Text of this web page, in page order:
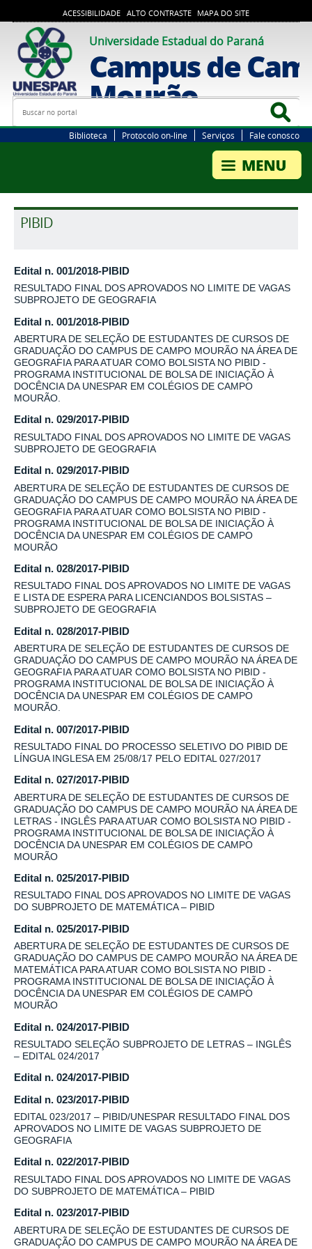
ACESSIBILIDADE ALTO CONTRASTE MAPA DO SITE
Universidade Estadual do Paraná
Campus de
Mourão
Busca
Biblioteca Protocolo on-line Serviços Fale conosco
PIBID
Edital n. 001/2018-PIBID
RESULTADO FINAL DOS APROVADOS NO LIMITE DE VAGAS
SUBPROJETO DE GEOGRAFIA
Edital n. 001/2018-PIBID
ABERTURA DE SELEÇÃO DE ESTUDANTES DE CURSOS DE
GRADUAÇÃO DO CAMPUS DE CAMPO MOURÃO NA ÁREA DE
GEOGRAFIA PARA ATUAR COMO BOLSISTA NO PIBID -
PROGRAMA INSTITUCIONAL DE BOLSA DE INICIAÇÃO À
DOCÊNCIA DA UNESPAR EM COLÉGIOS DE CAMPO
MOURÃO.
Edital n. 029/2017-PIBID
RESULTADO FINAL DOS APROVADOS NO LIMITE DE VAGAS
SUBPROJETO DE GEOGRAFIA
Edital n. 029/2017-PIBID
ABERTURA DE SELEÇÃO DE ESTUDANTES DE CURSOS DE
GRADUAÇÃO DO CAMPUS DE CAMPO MOURÃO NA ÁREA DE
GEOGRAFIA PARA ATUAR COMO BOLSISTA NO PIBID -
PROGRAMA INSTITUCIONAL DE BOLSA DE INICIAÇÃO À
DOCÊNCIA DA UNESPAR EM COLÉGIOS DE CAMPO
MOURÃO
Edital n. 028/2017-PIBID
RESULTADO FINAL DOS APROVADOS NO LIMITE DE VAGAS
E LISTA DE ESPERA PARA LICENCIANDOS BOLSISTAS –
SUBPROJETO DE GEOGRAFIA
Edital n. 028/2017-PIBID
ABERTURA DE SELEÇÃO DE ESTUDANTES DE CURSOS DE
GRADUAÇÃO DO CAMPUS DE CAMPO MOURÃO NA ÁREA DE
GEOGRAFIA PARA ATUAR COMO BOLSISTA NO PIBID -
PROGRAMA INSTITUCIONAL DE BOLSA DE INICIAÇÃO À
DOCÊNCIA DA UNESPAR EM COLÉGIOS DE CAMPO
MOURÃO.
Edital n. 007/2017-PIBID
RESULTADO FINAL DO PROCESSO SELETIVO DO PIBID DE
LÍNGUA INGLESA EM 25/08/17 PELO EDITAL 027/2017
Edital n. 027/2017-PIBID
ABERTURA DE SELEÇÃO DE ESTUDANTES DE CURSOS DE
GRADUAÇÃO DO CAMPUS DE CAMPO MOURÃO NA ÁREA DE
LETRAS - INGLÊS PARA ATUAR COMO BOLSISTA NO PIBID -
PROGRAMA INSTITUCIONAL DE BOLSA DE INICIAÇÃO À
DOCÊNCIA DA UNESPAR EM COLÉGIOS DE CAMPO
MOURÃO
Edital n. 025/2017-PIBID
RESULTADO FINAL DOS APROVADOS NO LIMITE DE VAGAS
DO SUBPROJETO DE MATEMÁTICA – PIBID
Edital n. 025/2017-PIBID
ABERTURA DE SELEÇÃO DE ESTUDANTES DE CURSOS DE
GRADUAÇÃO DO CAMPUS DE CAMPO MOURÃO NA ÁREA DE
MATEMÁTICA PARA ATUAR COMO BOLSISTA NO PIBID -
PROGRAMA INSTITUCIONAL DE BOLSA DE INICIAÇÃO À
DOCÊNCIA DA UNESPAR EM COLÉGIOS DE CAMPO
MOURÃO
Edital n. 024/2017-PIBID
RESULTADO SELEÇÃO SUBPROJETO DE LETRAS – INGLÊS
– EDITAL 024/2017
Edital n. 024/2017-PIBID
Edital n. 023/2017-PIBID
EDITAL 023/2017 – PIBID/UNESPAR RESULTADO FINAL DOS
APROVADOS NO LIMITE DE VAGAS SUBPROJETO DE
GEOGRAFIA
Edital n. 022/2017-PIBID
RESULTADO FINAL DOS APROVADOS NO LIMITE DE VAGAS
DO SUBPROJETO DE MATEMÁTICA – PIBID
Edital n. 023/2017-PIBID
ABERTURA DE SELEÇÃO DE ESTUDANTES DE CURSOS DE
GRADUAÇÃO DO CAMPUS DE CAMPO MOURÃO NA ÁREA DE